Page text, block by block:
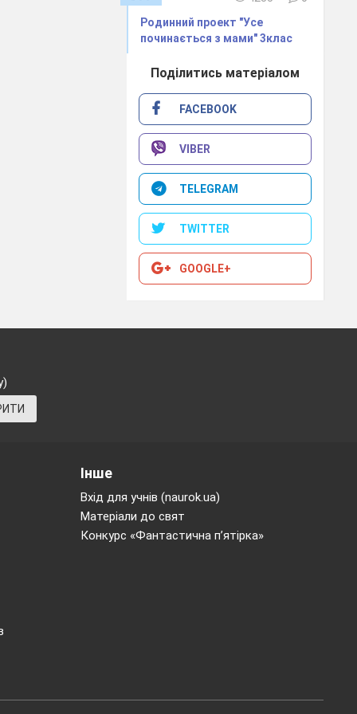
на
як
зробити
цікавого
Це
інші учні, і
Родинний проект "Усе
починається з мами" 3клас
Поділитись матеріалом
FACEBOOK
VIBER
TELEGRAM
TWITTER
GOOGLE+
Інше
Вхід для учнів (naurok.ua)
Матеріали до свят
Конкурс «Фантастична п’ятірка»